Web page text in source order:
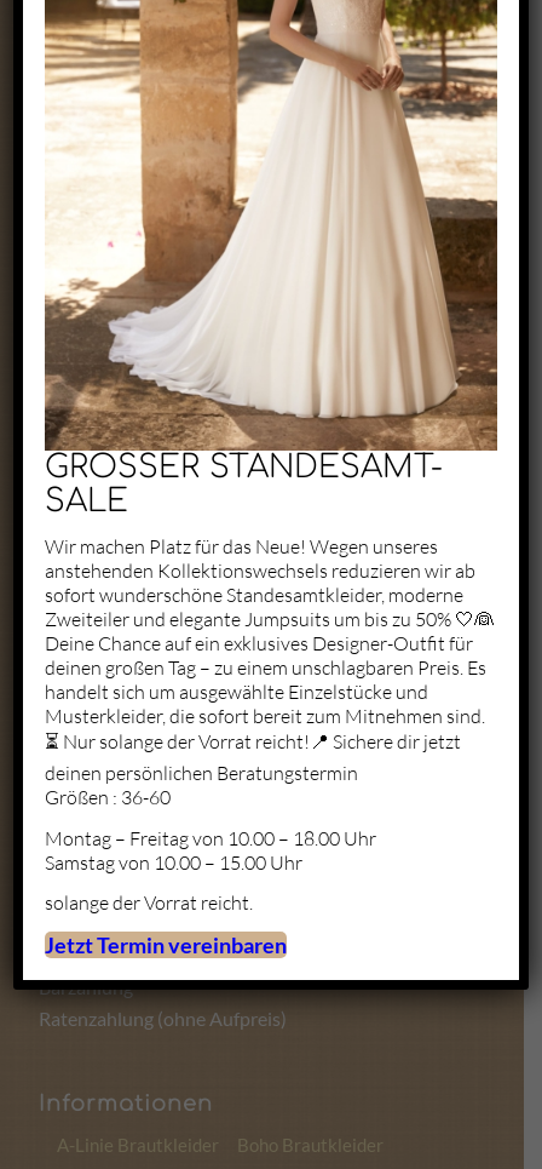
Exclusive by Perry
Zaunäckerstraße 22/2
71083 Herrenberg
+49 1523 6721684
kontakt@perry-exclusive.de
Unsere Öffungszeiten
ganz individuell nach vorherigerTerminabsprache
Mo. – Fr.: 10:00 – 19:00
Sa.: 10:00 – 18:00
So.: Geschlossen
Zahlungsmöglichkeiten
Sofortüberweisung
Barzahlung
Ratenzahlung (ohne Aufpreis)
Informationen
A-Linie Brautkleider
Boho Brautkleider
GROSSER STANDESAMT-
SALE
Wir machen Platz für das Neue! Wegen unseres
anstehenden Kollektionswechsels reduzieren wir ab
sofort wunderschöne Standesamtkleider, moderne
Zweiteiler und elegante Jumpsuits um bis zu 50% 🤍👰
Deine Chance auf ein exklusives Designer-Outfit für
deinen großen Tag – zu einem unschlagbaren Preis. Es
handelt sich um ausgewählte Einzelstücke und
Musterkleider, die sofort bereit zum Mitnehmen sind.
⏳ Nur solange der Vorrat reicht!📍 Sichere dir jetzt
deinen persönlichen Beratungstermin
Größen : 36-60
Montag – Freitag von 10.00 – 18.00 Uhr
Samstag von 10.00 – 15.00 Uhr
solange der Vorrat reicht.
Jetzt Termin vereinbaren